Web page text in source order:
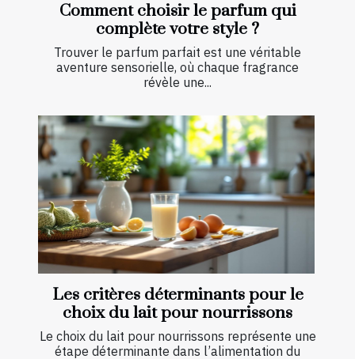
Comment choisir le parfum qui
complète votre style ?
Trouver le parfum parfait est une véritable
aventure sensorielle, où chaque fragrance
révèle une...
Les critères déterminants pour le
choix du lait pour nourrissons
Le choix du lait pour nourrissons représente une
étape déterminante dans l’alimentation du